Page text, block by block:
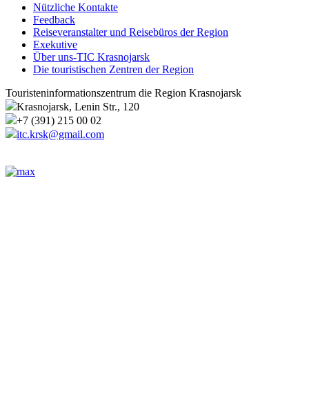
Nützliche Kontakte
Feedback
Reiseveranstalter und Reisebüros der Region
Exekutive
Über uns-TIC Krasnojarsk
Die touristischen Zentren der Region
Touristeninformationszentrum die Region Krasnojarsk
Krasnojarsk, Lenin Str., 120
+7 (391) 215 00 02
itc.krsk@gmail.com